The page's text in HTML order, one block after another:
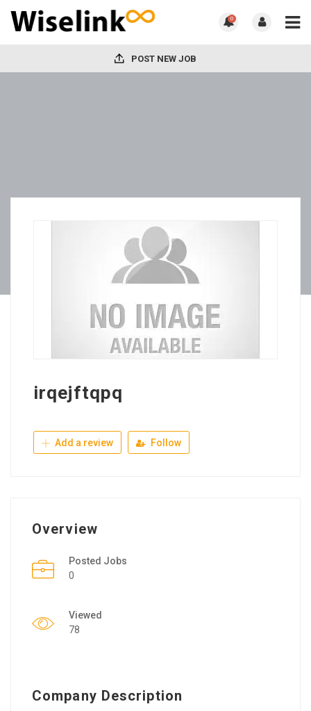
0
POST NEW JOB
irqejftqpq
Add a review Follow
Overview
Posted Jobs
0
Viewed
78
Company Description